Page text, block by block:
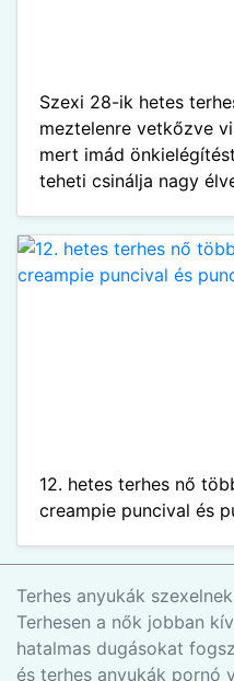
Szexi 28-ik hetes
meztelenre vetkőzve
mert imád
teheti csinálja nagy
12. hetes terhes nő
creampie puncival és
Terhes anyukák
Terhesen a nők jobban
hatalmas dugásokat
és terhes anyukák pornó